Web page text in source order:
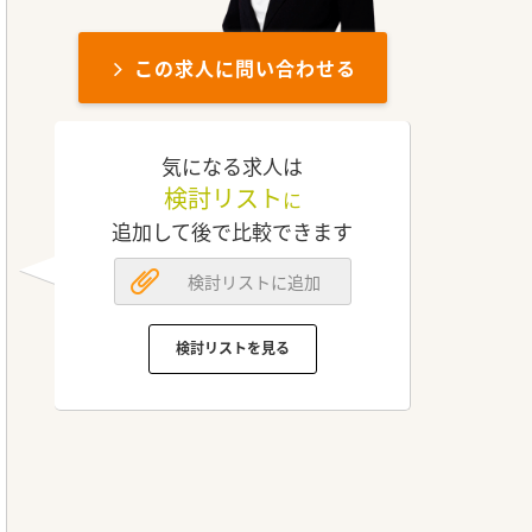
この求人に問い合わせる
気になる求人は
検討リスト に
追加して後で比較できます
検討リストに追加
検討リストを見る